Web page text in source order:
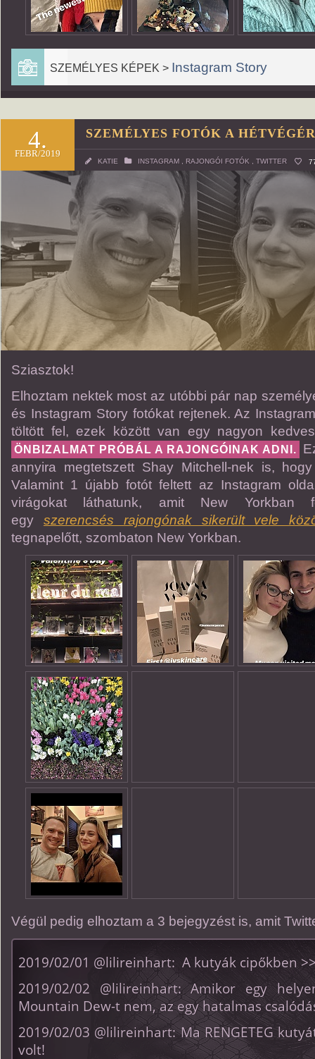
SZEMÉLYES KÉPEK > Instagram Story
4.
FEBR/2019
SZEMÉLYES FOTÓK A
KATIE INSTAGRAM RAJONGÓI FOTÓK TWITTER
Sziasztok!
Elhoztam nektek most az utóbbi pár nap
és Instagram Story fotókat rejtenek. Az
töltött fel, ezek között van egy nagyon
ÖNBIZALMAT PRÓBÁL A RAJONGÓINAK ADNI.
annyira megtetszett Shay Mitchell-nek is,
Valamint 1 újabb fotót feltett az Instagram
virágokat láthatunk, amit New Yorkban
egy szerencsés rajongónak sikerült vele
tegnapelőtt, szombaton New Yorkban.
Végül pedig elhoztam a 3 bejegyzést is, amit
2019/02/01 @lilireinhart: A kutyák cipőkben
2019/02/02 @lilireinhart: Amikor egy
Mountain Dew-t nem, az egy hatalmas
2019/02/03 @lilireinhart: Ma RENGETEG
volt!